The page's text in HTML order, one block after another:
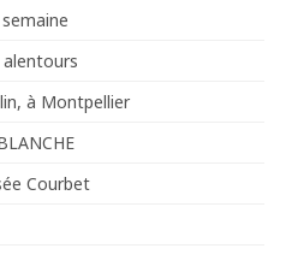
alentours
à Montpellier
Courbet